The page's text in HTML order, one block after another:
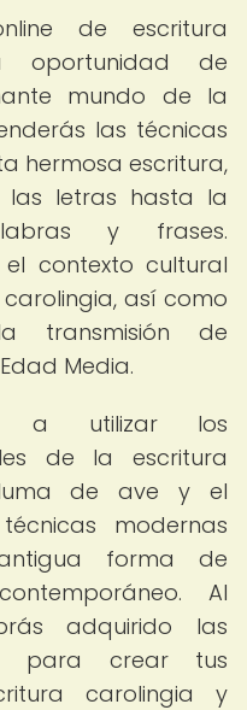
de escritura
oportunidad de
mundo de la
las técnicas
hermosa escritura,
letras hasta la
y frases.
contexto cultural
así como
transmisión de
Media.
a utilizar los
de la escritura
de ave y el
modernas
forma de
Al
adquirido las
para crear tus
carolingia y